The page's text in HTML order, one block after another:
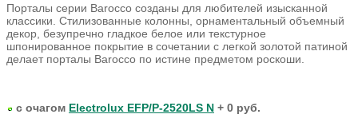
Порталы серии Barocco созданы для любителей изысканной
классики. Стилизованные колонны, орнаментальный объемный
декор, безупречно гладкое белое или текстурное
шпонированное покрытие в сочетании с легкой золотой патиной
делает порталы Barocco по истине предметом роскоши.
с очагом Electrolux EFP/P-2520LS N + 0 руб.